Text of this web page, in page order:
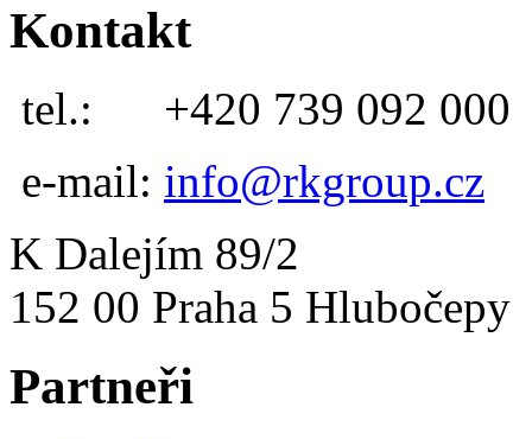
Kontakt
tel.: +420 739 092 000
e-mail: info@rkgroup.cz
K Dalejím 89/2
152 00 Praha 5 Hlubočepy
Partneři